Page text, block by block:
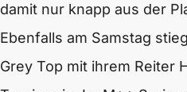
damit nur knapp aus der
Ebenfalls am Samstag
Grey Top mit ihrem Reiter